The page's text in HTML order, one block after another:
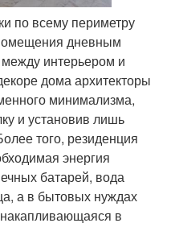
по всему периметру
дневным
интерьером и
дома архитекторы
минимализма,
и установив лишь
того, резиденция
энергия
батарей, вода
а в бытовых нуждах
в